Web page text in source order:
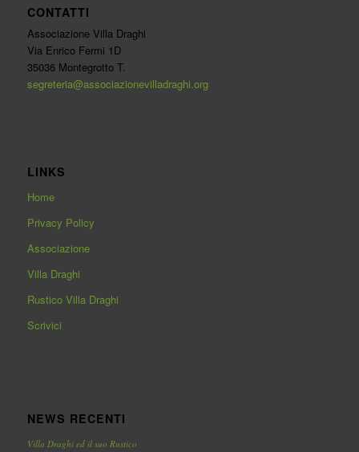
CONTATTI
Associazione Villa Draghi
Via Enrico Fermi 1D
35036 Montegrotto T.
segreteria@associazionevilladraghi.org
LINKS
Home
Privacy Policy
Associazione
Villa Draghi
Rustico Villa Draghi
Scrivici
NEWS RECENTI
Villa Draghi ed il suo Rustico